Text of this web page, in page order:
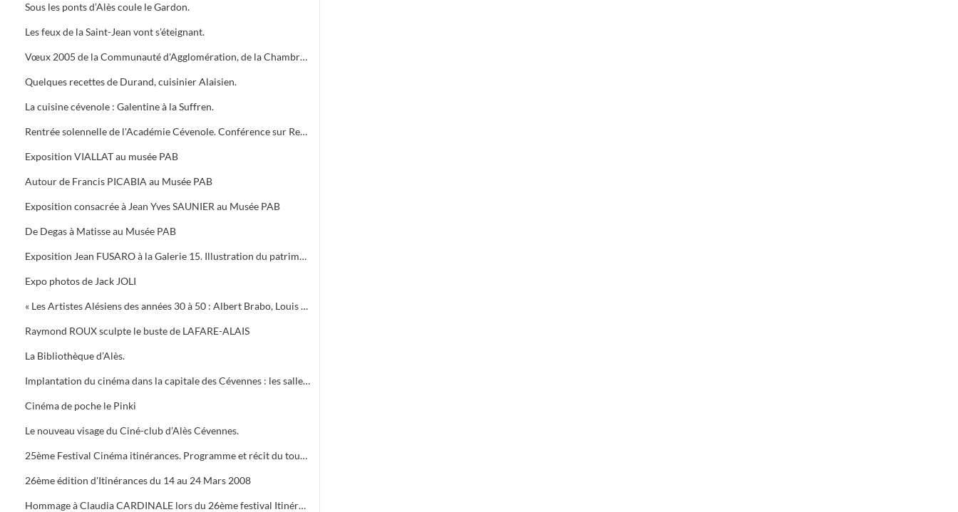
Sous les ponts d’Alès coule le Gardon.
Les feux de la Saint-Jean vont s’éteignant.
Vœux 2005 de la Communauté d'Agglomération, de la Chambre de Commerce, 5 bougies pour la Médiathèque
Quelques recettes de Durand, cuisinier Alaisien.
La cuisine cévenole : Galentine à la Suffren.
Rentrée solennelle de l'Académie Cévenole. Conférence sur Renoir et Albert ANDRE, une amitié (1894-1919)
Exposition VIALLAT au musée PAB
Autour de Francis PICABIA au Musée PAB
Exposition consacrée à Jean Yves SAUNIER au Musée PAB
De Degas à Matisse au Musée PAB
Exposition Jean FUSARO à la Galerie 15. Illustration du patrimoine alésien
Expo photos de Jack JOLI
« Les Artistes Alésiens des années 30 à 50 : Albert Brabo, Louis Cabanes, Louis Arcaix et René Aberlenc » par Annie Corbier
Raymond ROUX sculpte le buste de LAFARE-ALAIS
La Bibliothèque d’Alès.
Implantation du cinéma dans la capitale des Cévennes : les salles du début du siècle à nos jours.
Cinéma de poche le Pinki
Le nouveau visage du Ciné-club d’Alès Cévennes.
25ème Festival Cinéma itinérances. Programme et récit du tournage dans les cévennes d' "Un homme de trop"
26ème édition d'Itinérances du 14 au 24 Mars 2008
Hommage à Claudia CARDINALE lors du 26ème festival Itinérances. En photo avec Max ROUSTAN, Maire